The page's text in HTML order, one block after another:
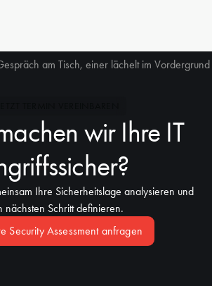
die Anzahl der Tools, weil
Sentinel mehrere Einzellösungen
wir Ihre IT
Ihre Sicherheitslage analysieren und
nächsten Schritt definieren.
Security Assessment anfragen